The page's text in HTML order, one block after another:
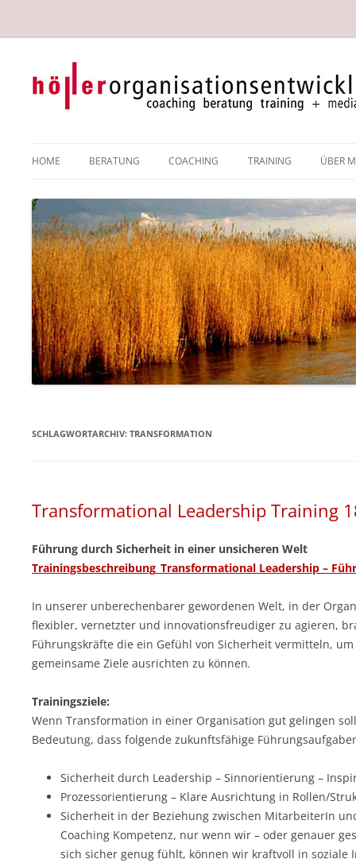
HOME BERATUNG
ORGANISATIONSBERATUNG
TEAMENTWICKLUNG
RESILIENZENTWICKLUNG
MEDIATION
COACHING
THEMENSCHWERPUNKTE &
COACHINGFORMEN
MEINE METHODEN &
INTERVENTIONEN IM COACHING
HYPNOSYSTEMISCHE KONZEPTE
IM COACHING
HÖR CD – ZIELORIENTIERTES
TRAINING ÜBER
SCHLAGWORTARCHIV: TRANSFORMATION
Transformational Leadership Training
Führung durch Sicherheit in einer unsicheren Welt
Trainingsbeschreibung_Transformational Leadership –
In unserer unberechenbarer gewordenen Welt, in der
flexibler, vernetzter und innovationsfreudiger zu agieren,
Führungskräfte die ein Gefühl von Sicherheit vermitteln,
gemeinsame Ziele ausrichten zu können.
Trainingsziele:
Wenn Transformation in einer Organisation gut gelingen
Bedeutung, dass folgende zukunftsfähige
Sicherheit durch Leadership – Sinnorientierung –
Prozessorientierung – Klare Ausrichtung in Rollen/
Sicherheit in der Beziehung zwischen MitarbeiterIn
Coaching Kompetenz, nur wenn wir – oder genauer
sich sicher genug fühlt, können wir kraftvoll in soziale